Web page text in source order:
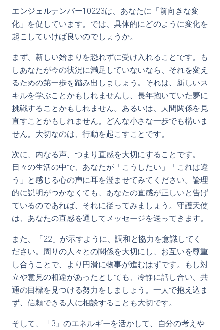
エンジェルナンバー10223は、あなたに「前向きな変
化」を促しています。では、具体的にどのように変化を
起こしていけば良いのでしょうか。
まず、新しい始まりを恐れずに受け入れることです。も
しあなたが今の状況に満足していないなら、それを変え
るための第一歩を踏み出しましょう。それは、新しいス
キルを学ぶことかもしれませんし、長年抱いていた夢に
挑戦することかもしれません。あるいは、人間関係を見
直すことかもしれません。どんな小さな一歩でも構いま
せん。大切なのは、行動を起こすことです。
次に、内なる声、つまり直感を大切にすることです。
日々の生活の中で、あなたが「こうしたい」「これは違
う」と感じる心の声に耳を澄ませてみてください。論理
的に説明がつかなくても、あなたの直感が正しいと告げ
ているのであれば、それに従ってみましょう。守護天使
は、あなたの直感を通してメッセージを送ってきます。
また、「22」が示すように、調和と協力を意識してく
ださい。周りの人々との関係を大切にし、お互いを尊重
し合うことで、より円滑に物事が進むはずです。もし対
立や意見の相違があったとしても、冷静に話し合い、共
通の目標を見つける努力をしましょう。一人で抱え込ま
ず、信頼できる人に相談することも大切です。
そして、「3」のエネルギーを活かして、自分の考えや